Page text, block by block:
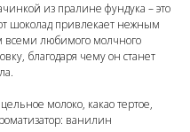
из пралине фундука – это
шоколад привлекает нежным
всеми любимого молчного
благодаря чему он станет
молоко, какао тертое,
ванилин